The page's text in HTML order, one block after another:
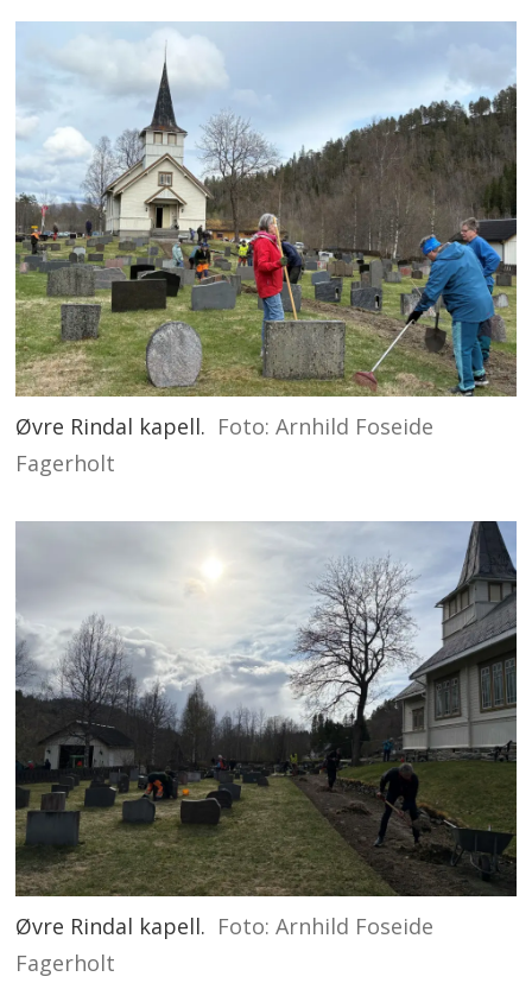
Øvre Rindal kapell. Foto: Arnhild Foseide
Fagerholt
Øvre Rindal kapell. Foto: Arnhild Foseide
Fagerholt